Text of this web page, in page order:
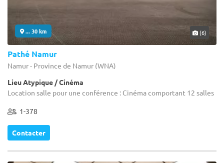
... 30 km (6)
Pathé Namur
Namur - Province de Namur (WNA)
Lieu Atypique / Cinéma
Location salle pour une conférence : Cinéma comportant 12 salles
1-378
Contacter